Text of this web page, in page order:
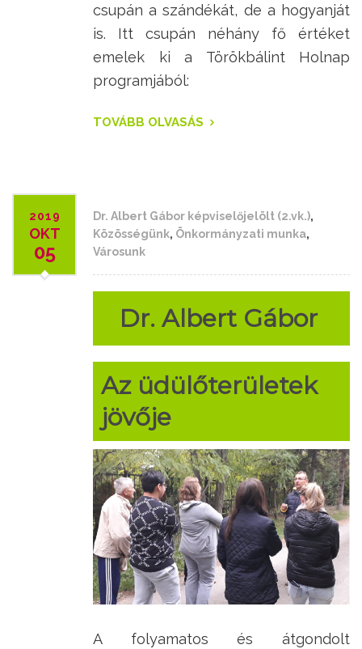
csupán a szándékát, de a hogyanját
is. Itt csupán néhány fő értéket
emelek ki a Törökbálint Holnap
programjából:
TOVÁBB OLVASÁS
2019
OKT
05
Dr. Albert Gábor képviselőjelölt (2.vk.),
Közösségünk, Önkormányzati munka,
Városunk
Dr. Albert Gábor
Az üdülőterületek
jövője
A folyamatos és átgondolt